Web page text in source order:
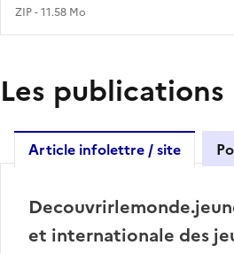
ZIP - 11.58 Mo
Les
Article infolettre / site
et internationale des